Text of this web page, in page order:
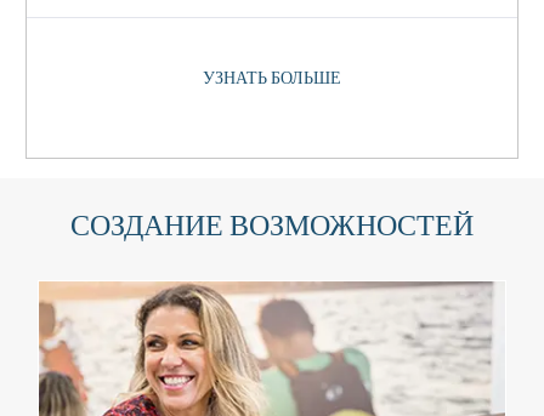
УЗНАТЬ БОЛЬШЕ
СОЗДАНИЕ ВОЗМОЖНОСТЕЙ